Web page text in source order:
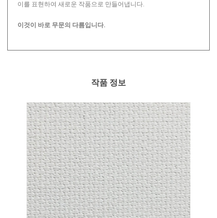
이를 표현하여 새로운 작품으로 만들어냅니다.
이것이 바로 무문의 다름입니다.
작품 정보